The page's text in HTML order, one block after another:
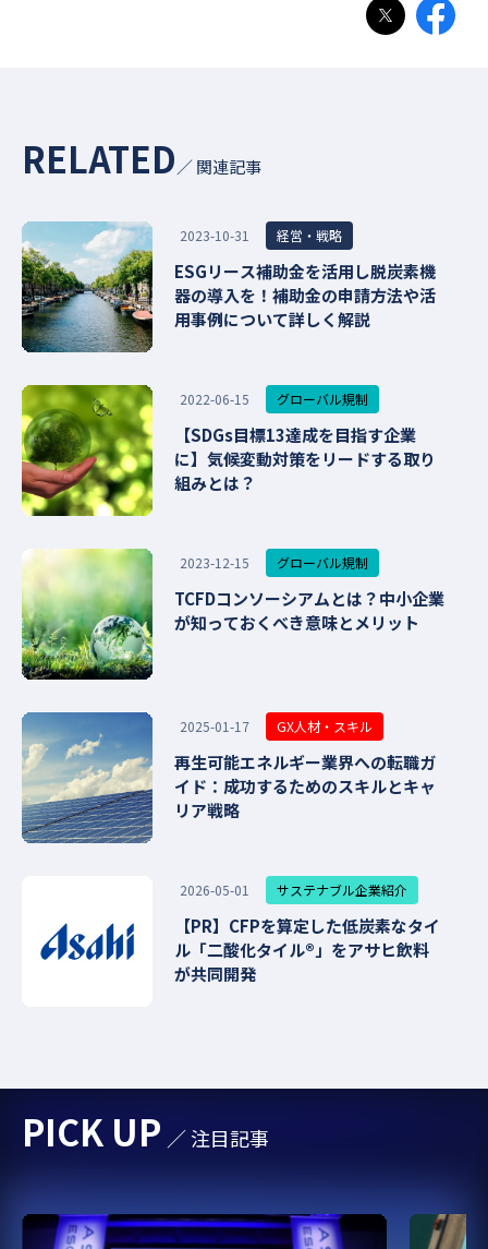
RELATED／ 関連記事
2023-10-31 経営・戦略
ESGリース補助金を活用し脱炭素機
器の導入を！補助金の申請方法や活
用事例について詳しく解説
2022-06-15 グローバル規制
【SDGs目標13達成を目指す企業
に】気候変動対策をリードする取り
組みとは？
2023-12-15 グローバル規制
TCFDコンソーシアムとは？中小企業
が知っておくべき意味とメリット
2025-01-17 GX人材・スキル
再生可能エネルギー業界への転職ガ
イド：成功するためのスキルとキャ
リア戦略
2026-05-01 サステナブル企業紹介
【PR】CFPを算定した低炭素なタイ
ル「二酸化タイル®」をアサヒ飲料
が共同開発
PICK UP ／ 注目記事